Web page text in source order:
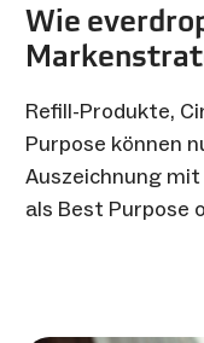
Wie
Refill-Produkte,
Purpose können
Auszeichnung
als Best Purpose